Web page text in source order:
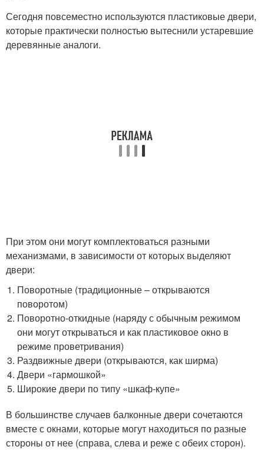
Сегодня повсеместно используются пластиковые двери,
которые практически полностью вытеснили устаревшие
деревянные аналоги.
При этом они могут комплектоваться разными
механизмами, в зависимости от которых выделяют
двери:
Поворотные (традиционные – открываются
поворотом)
Поворотно-откидные (наряду с обычным режимом
они могут открываться и как пластиковое окно в
режиме проветривания)
Раздвижные двери (открываются, как ширма)
Двери «гармошкой»
Широкие двери по типу «шкаф-купе»
В большинстве случаев балконные двери сочетаются
вместе с окнами, которые могут находиться по разные
стороны от нее (справа, слева и реже с обеих сторон).